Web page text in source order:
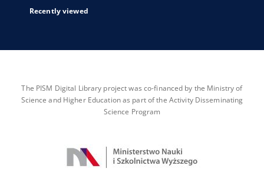
Recently viewed
The PISM Digital Library project was co-financed by the Ministry of
Science and Higher Education as part of the Activity Disseminating
Science Program